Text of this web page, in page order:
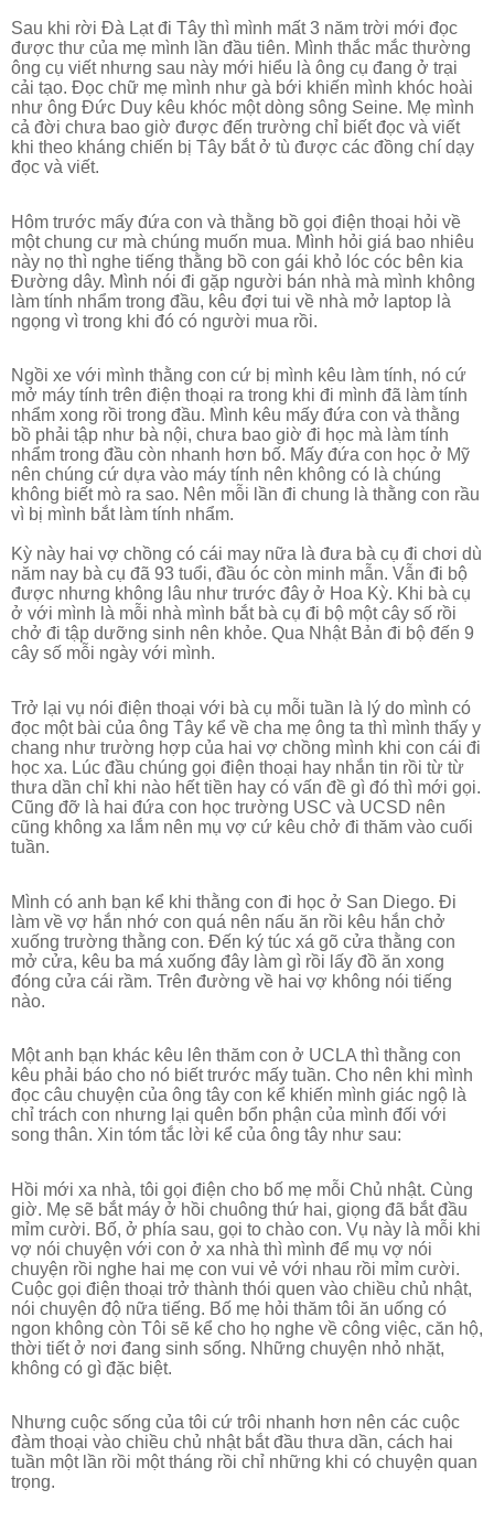
Sau khi rời Đà Lạt đi Tây thì mình mất 3 năm trời mới đọc
được thư của mẹ mình lần đầu tiên. Mình thắc mắc thường
ông cụ viết nhưng sau này mới hiểu là ông cụ đang ở trại
cải tạo. Đọc chữ mẹ mình như gà bới khiến mình khóc hoài
như ông Đức Duy kêu khóc một dòng sông Seine. Mẹ mình
cả đời chưa bao giờ được đến trường chỉ biết đọc và viết
khi theo kháng chiến bị Tây bắt ở tù được các đồng chí dạy
đọc và viết.
Hôm trước mấy đứa con và thằng bồ gọi điện thoại hỏi về
một chung cư mà chúng muốn mua. Mình hỏi giá bao nhiêu
này nọ thì nghe tiếng thằng bồ con gái khỏ lóc cóc bên kia
Đường dây. Mình nói đi gặp người bán nhà mà mình không
làm tính nhẩm trong đầu, kêu đợi tui về nhà mở laptop là
ngọng vì trong khi đó có người mua rồi.
Ngồi xe với mình thằng con cứ bị mình kêu làm tính, nó cứ
mở máy tính trên điện thoại ra trong khi đi mình đã làm tính
nhẩm xong rồi trong đầu. Mình kêu mấy đứa con và thằng
bồ phải tập như bà nội, chưa bao giờ đi học mà làm tính
nhẩm trong đầu còn nhanh hơn bố. Mấy đứa con học ở Mỹ
nên chúng cứ dựa vào máy tính nên không có là chúng
không biết mò ra sao. Nên mỗi lần đi chung là thằng con rầu
vì bị mình bắt làm tính nhẩm.
Kỳ này hai vợ chồng có cái may nữa là đưa bà cụ đi chơi dù
năm nay bà cụ đã 93 tuổi, đầu óc còn minh mẫn. Vẫn đi bộ
được nhưng không lâu như trước đây ở Hoa Kỳ. Khi bà cụ
ở với mình là mỗi nhà mình bắt bà cụ đi bộ một cây số rồi
chở đi tập dưỡng sinh nên khỏe. Qua Nhật Bản đi bộ đến 9
cây số mỗi ngày với mình.
Trở lại vụ nói điện thoại với bà cụ mỗi tuần là lý do mình có
đọc một bài của ông Tây kể về cha mẹ ông ta thì mình thấy y
chang như trường hợp của hai vợ chồng mình khi con cái đi
học xa. Lúc đầu chúng gọi điện thoại hay nhắn tin rồi từ từ
thưa dần chỉ khi nào hết tiền hay có vấn đề gì đó thì mới gọi.
Cũng đỡ là hai đứa con học trường USC và UCSD nên
cũng không xa lắm nên mụ vợ cứ kêu chở đi thăm vào cuối
tuần.
Mình có anh bạn kể khi thằng con đi học ở San Diego. Đi
làm về vợ hắn nhớ con quá nên nấu ăn rồi kêu hắn chở
xuống trường thằng con. Đến ký túc xá gõ cửa thằng con
mở cửa, kêu ba má xuống đây làm gì rồi lấy đồ ăn xong
đóng cửa cái rầm. Trên đường về hai vợ không nói tiếng
nào.
Một anh bạn khác kêu lên thăm con ở UCLA thì thằng con
kêu phải báo cho nó biết trước mấy tuần. Cho nên khi mình
đọc câu chuyện của ông tây con kể khiến mình giác ngộ là
chỉ trách con nhưng lại quên bổn phận của mình đối với
song thân. Xin tóm tắc lời kể của ông tây như sau:
Hồi mới xa nhà, tôi gọi điện cho bố mẹ mỗi Chủ nhật. Cùng
giờ. Mẹ sẽ bắt máy ở hồi chuông thứ hai, giọng đã bắt đầu
mỉm cười. Bố, ở phía sau, gọi to chào con. Vụ này là mỗi khi
vợ nói chuyện với con ở xa nhà thì mình để mụ vợ nói
chuyện rồi nghe hai mẹ con vui vẻ với nhau rồi mỉm cười.
Cuộc gọi điện thoại trở thành thói quen vào chiều chủ nhật,
nói chuyện độ nữa tiếng. Bố mẹ hỏi thăm tôi ăn uống có
ngon không còn Tôi sẽ kể cho họ nghe về công việc, căn hộ,
thời tiết ở nơi đang sinh sống. Những chuyện nhỏ nhặt,
không có gì đặc biệt.
Nhưng cuộc sống của tôi cứ trôi nhanh hơn nên các cuộc
đàm thoại vào chiều chủ nhật bắt đầu thưa dần, cách hai
tuần một lần rồi một tháng rồi chỉ những khi có chuyện quan
trọng.